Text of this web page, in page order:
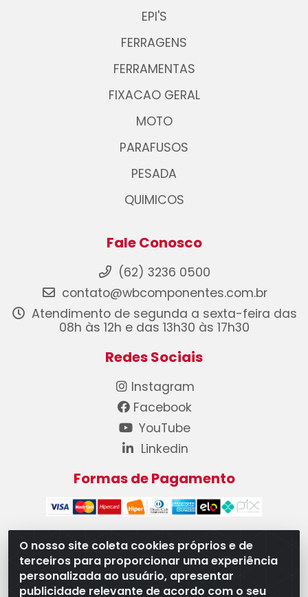
O nosso site coleta cookies próprios e de
terceiros para proporcionar uma experiência
personalizada ao usuário, apresentar
publicidade relevante de acordo com o seu
EPI'S
FERRAGENS
FERRAMENTAS
FIXACAO GERAL
MOTO
PARAFUSOS
PESADA
QUIMICOS
Fale Conosco
(62) 3236 0500
contato@wbcomponentes.com.br
Atendimento de segunda a sexta-feira das
08h às 12h e das 13h30 às 17h30
Redes Sociais
Instagram
Facebook
YouTube
Linkedin
Formas de Pagamento
WB Componentes Automotivos LTDA - CNPJ
08.528.393/0001-12 - Rua do Níquel, 667 - Parque
Oeste Industrial, Goiânia/GO - CEP 74375-660